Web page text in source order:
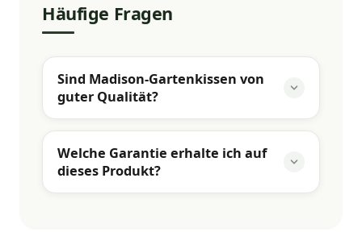
Häufige Fragen
Sind Madison-Gartenkissen von
guter Qualität?
Welche Garantie erhalte ich auf
dieses Produkt?